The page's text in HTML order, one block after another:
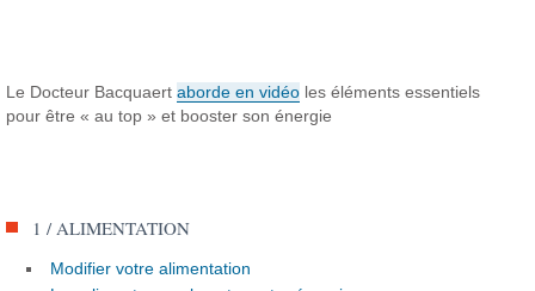
Le Docteur Bacquaertaborde en vidéo les éléments essentiels
pour être « au top » et booster son énergie
1 / ALIMENTATION
Modifier votre alimentation